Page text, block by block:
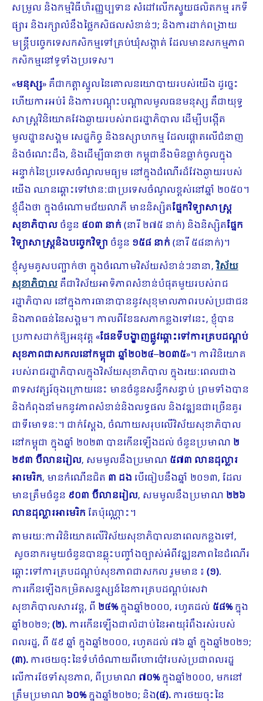
សម្រួល និងកម្មវិធីហិរញ្ញប្បទាន សំដៅលើកស្ទួយផលិតកម្ម រកទី
ផ្សារ និងរក្សាលំនឹងថ្លៃកសិផលសំខាន់​ៗ; និង​ការដាក់ពង្រាយ
មន្ត្រីបច្ចេកទេសកសិកម្មទៅគ្រប់ឃុំសង្កាត់ ដែលមានសកម្មភាព
កសិកម្មនៅទូទាំងប្រទេស។​
«មនុស្ស» គឺជាកត្តាស្នូល​នៃគោលនយោបាយរបស់យើង ដូច្នេះ​
ហើយ​ការអប់រំ និងការ​បណ្តុះបណ្តាល​មូលធនមនុស្ស គឺជា​យុទ្ធ
សាស្ត្រ​វិនិយោគវែងឆ្ងាយរបស់​រាជរដ្ឋាភិបាល ដើម្បីបង្កើត
មូលដ្ឋាន​សង្គម សេដ្ឋកិច្ច និងឧស្សាហកម្ម ដែល​ផ្តោត​លើ​ជំនាញ
និងចំណេះដឹង, និងដើម្បីធានា​ថា កម្ពុជា​នឹង​មិន​ធ្លាក់ចូលក្នុង​
អន្ទាក់នៃប្រទេសចំណូលមធ្យម នៅក្នុងដំណើរដ៏​វែងឆ្ងាយរបស់
យើង​ ឈាន​ឆ្ពោះទៅឋានៈ​ជាប្រទេសចំណូលខ្ពស់នៅឆ្នាំ ២០៥០​​។​
ខ្ញុំដឹងថា ​ក្នុងចំណោម​ជ័យលាភី មាននិស្សិតផ្នែកវិទ្យាសាស្រ្ត
សុខាភិបាលចំនួន ៤០៣ នាក់(នារី ២៧៥ នាក់) និងនិស្សិតផ្នែក
វិទ្យាសាស្ត្រនិងបច្ចេកវិទ្យា ចំនួន ១៥៨ នាក់(នារី ៥៨នាក់)។
ខ្ញុំសូមគូសបញ្ជាក់ថា ក្នុងចំណោមវិស័យសំខាន់ៗនានា,វិស័យ
សុខាភិបាលគឺជាវិស័យអាទិភាពសំខាន់បំផុតមួយ​របស់រាជ
រដ្ឋាភិបាល នៅក្នុងការធានា​បាន​នូវសុខុមាលភាពរបស់ប្រជាជន
និងភាពធន់នៃសង្គម។​ កាលពីខែឧសភាកន្លងទៅនេះ, ខ្ញុំ​បាន​
ប្រកាសដាក់ឱ្យអនុវត្ត «ផែនទីបង្ហាញផ្លូវឆ្ពោះទៅការគ្របដណ្តប់
សុខភាពជាសកលនៅកម្ពុជា ឆ្នាំ២០២៤–២០៣៥»។ ការវិនិយោគ
របស់រាជរដ្ឋាភិបាលក្នុងវិស័យសុខាភិបាល ក្នុងរយៈពេលជាង
៣ទសវត្សរ៍ចុងក្រោយនេះ មានចំនួនសន្ធឹកសន្ធាប់ ព្រមទាំងបាន
និងកំពុងនាំមកនូវភាពសំខាន់និងលទ្ធផល និងវឌ្ឍនជាច្រើនគួរ
ជាទីមោទនៈ។ ជាក់ស្តែង, ចំណាយសរុបលើវិស័យសុខាភិបាល​
នៅកម្ពុជា ក្នុងឆ្នាំ ២០២៣ បានកើនឡើងដល់ ចំនួនប្រមាណ ២
២៩​៣ ប៊ីលានរៀល, សមមូលនឹងប្រមាណ ៥៧៣ លានដុល្លារ
អាមេរិក, មានកំណើនជិត ៣ ដង បើធៀបនឹងឆ្នាំ ២០១៣, ដែល
មានត្រឹមចំនួន ៩០៣ ប៊ីលានរៀល, សមមូលនឹងប្រមាណ ២២៦
លានដុល្លារអាមេរិកតែប៉ុណ្ណោះ។
តាមរយៈការវិនិយោគលើវិស័យសុខាភិបាលនាពេលកន្លងទៅ,
សូចនាករមួយចំនួនបានឆ្លុះបញ្ចាំងច្បាស់អំពីវឌ្ឍនភាពនៃដំណើរ
ឆ្ពោះទៅការគ្របដណ្តប់សុខភាពជាសកល រួមមាន ៖(១).
ការកើនឡើងកម្រិតសន្ទស្សន៍នៃការគ្របដណ្តប់សេវា
សុខាភិបាលសារវន្ត, ពី ២៤%ក្នុងឆ្នាំ២០០០, រហូតដល់ ៥៨%ក្នុង
ឆ្នាំ២០២១;(២).ការកើនឡើងជាលំដាប់នៃអាយុរំពឹងរស់របស់
ពលរដ្ឋ, ពី ៥៩ ឆ្នាំ ក្នុងឆ្នាំ២០០០, រហូតដល់ ៧៦ ឆ្នាំ ក្នុងឆ្នាំ២០២១;
(៣).ការថយចុះនៃទំហំចំណាយពីហោប៉ៅរបស់ប្រជាពលរដ្ឋ
លើការថែទាំសុខភាព, ពីប្រមាណ ៧០%ក្នុងឆ្នាំ២០០០, មកនៅ
ត្រឹមប្រមាណ ៦០%ក្នុងឆ្នាំ២០២០; និង(៤).ការថយចុះនៃ